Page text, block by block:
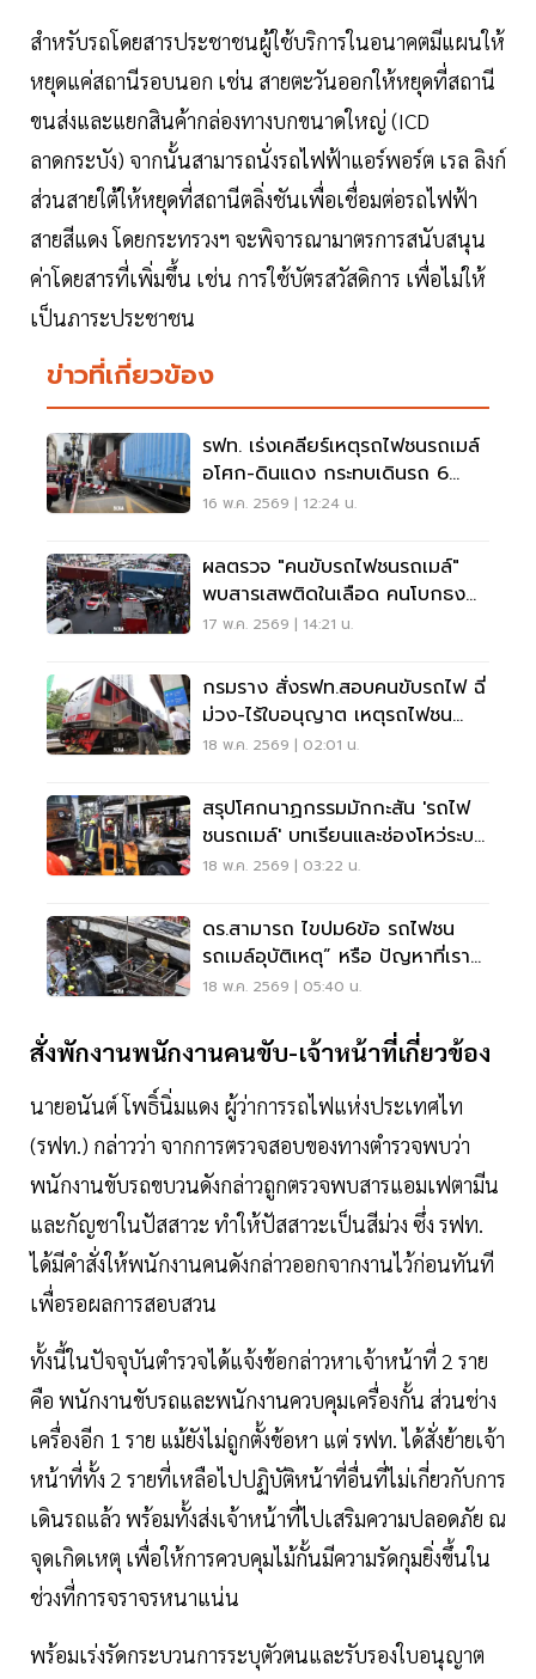
สำหรับรถโดยสารประชาชนผู้ใช้บริการในอนาคตมีแผนให้
หยุดแค่สถานีรอบนอก เช่น สายตะวันออกให้หยุดที่สถานี
ขนส่งและแยกสินค้ากล่องทางบกขนาดใหญ่ (ICD
ลาดกระบัง) จากนั้นสามารถนั่งรถไฟฟ้าแอร์พอร์ต เรล ลิงก์
ส่วนสายใต้ให้หยุดที่สถานีตลิ่งชันเพื่อเชื่อมต่อรถไฟฟ้า
สายสีแดง โดยกระทรวงฯ จะพิจารณามาตรการสนับสนุน
ค่าโดยสารที่เพิ่มขึ้น เช่น การใช้บัตรสวัสดิการ เพื่อไม่ให้
เป็นภาระประชาชน
ข่าวที่เกี่ยวข้อง
รฟท. เร่งเคลียร์เหตุรถไฟชนรถเมล์
อโศก-ดินแดง กระทบเดินรถ 6
ขบวนล่าช้า
16 พ.ค. 2569 | 12:24 น.
ผลตรวจ "คนขับรถไฟชนรถเมล์"
พบสารเสพติดในเลือด คนโบกธง
โดนข้อหาด้วย
17 พ.ค. 2569 | 14:21 น.
กรมราง สั่งรฟท.สอบคนขับรถไฟ ฉี่
ม่วง-ไร้ใบอนุญาต เหตุรถไฟชน
รถเมล์
18 พ.ค. 2569 | 02:01 น.
สรุปโศกนาฏกรรมมักกะสัน 'รถไฟ
ชนรถเมล์' บทเรียนและช่องโหว่ระบบ
ขนส่งไทย
18 พ.ค. 2569 | 03:22 น.
ดร.สามารถ ไขปม6ข้อ รถไฟชน
รถเมล์อุบัติเหตุ” หรือ ปัญหาที่เรา
มองข้าม
18 พ.ค. 2569 | 05:40 น.
สั่งพักงานพนักงานคนขับ-เจ้าหน้าที่เกี่ยวข้อง
นายอนันต์ โพธิ์นิ่มแดง ผู้ว่าการรถไฟแห่งประเทศไท
(รฟท.) กล่าวว่า จากการตรวจสอบของทางตำรวจพบว่า
พนักงานขับรถขบวนดังกล่าวถูกตรวจพบสารแอมเฟตามีน
และกัญชาในปัสสาวะ ทำให้ปัสสาวะเป็นสีม่วง ซึ่ง รฟท.
ได้มีคำสั่งให้พนักงานคนดังกล่าวออกจากงานไว้ก่อนทันที
เพื่อรอผลการสอบสวน
ทั้งนี้ในปัจจุบันตำรวจได้แจ้งข้อกล่าวหาเจ้าหน้าที่ 2 ราย
คือ พนักงานขับรถและพนักงานควบคุมเครื่องกั้น ส่วนช่าง
เครื่องอีก 1 ราย แม้ยังไม่ถูกตั้งข้อหา แต่ รฟท. ได้สั่งย้ายเจ้า
หน้าที่ทั้ง 2 รายที่เหลือไปปฏิบัติหน้าที่อื่นที่ไม่เกี่ยวกับการ
เดินรถแล้ว พร้อมทั้งส่งเจ้าหน้าที่ไปเสริมความปลอดภัย ณ
จุดเกิดเหตุ เพื่อให้การควบคุมไม้กั้นมีความรัดกุมยิ่งขึ้นใน
ช่วงที่การจราจรหนาแน่น
พร้อมเร่งรัดกระบวนการระบุตัวตนและรับรองใบอนุญาต